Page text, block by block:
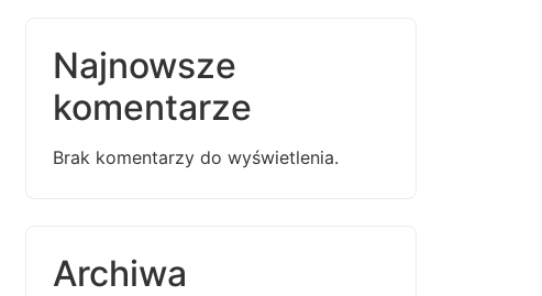
Najnowsze
komentarze
Brak komentarzy do wyświetlenia.
Archiwa